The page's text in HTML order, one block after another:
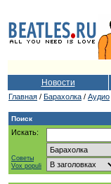
Новости
Главная / Барахолка / Аудио
Поиск
Искать:
Советы
Vox populi